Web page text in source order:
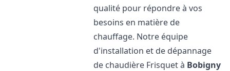
qualité pour répondre à vos
besoins en matière de
chauffage. Notre équipe
d'installation et de dépannage
de chaudière Frisquet à Bobigny